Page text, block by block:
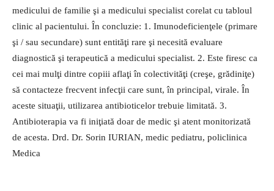
medicului de familie şi a medicului specialist corelat cu tabloul
clinic al pacientului. În concluzie: 1. Imunodeficienţele (primare
şi / sau secundare) sunt entităţi rare şi necesită evaluare
diagnostică şi terapeutică a medicului specialist. 2. Este firesc ca
cei mai mulţi dintre copiii aflaţi în colectivităţi (creşe, grădiniţe)
să contacteze frecvent infecţii care sunt, în principal, virale. În
aceste situaţii, utilizarea antibioticelor trebuie limitată. 3.
Antibioterapia va fi iniţiată doar de medic şi atent monitorizată
de acesta. Drd. Dr. Sorin IURIAN, medic pediatru, policlinica
Medica